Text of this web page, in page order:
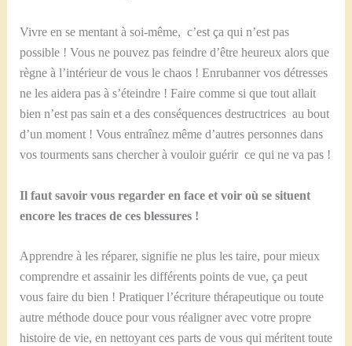
Vivre en se mentant à soi-même, c’est ça qui n’est pas
possible ! Vous ne pouvez pas feindre d’être heureux alors que
règne à l’intérieur de vous le chaos ! Enrubanner vos détresses
ne les aidera pas à s’éteindre ! Faire comme si que tout allait
bien n’est pas sain et a des conséquences destructrices au bout
d’un moment ! Vous entraînez même d’autres personnes dans
vos tourments sans chercher à vouloir guérir ce qui ne va pas !
Il faut savoir vous regarder en face et voir où se situent
encore les traces de ces blessures !
Apprendre à les réparer, signifie ne plus les taire, pour mieux
comprendre et assainir les différents points de vue, ça peut
vous faire du bien ! Pratiquer l’écriture thérapeutique ou toute
autre méthode douce pour vous réaligner avec votre propre
histoire de vie, en nettoyant ces parts de vous qui méritent toute